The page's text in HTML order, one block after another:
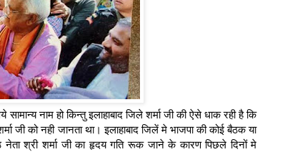
नाम हो किन्‍तु इलाहाबाद जिले शर्मा जी की ऐसे धाक रही है कि
जी को नही जानता था। इलाहाबाद जिलें मे भाजपा की कोई बैठक या
नेता श्री शर्मा जी का हृदय गति रूक जाने के कारण पिछले दिनों मे